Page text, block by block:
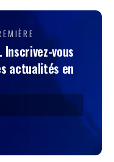
vous
actualités en